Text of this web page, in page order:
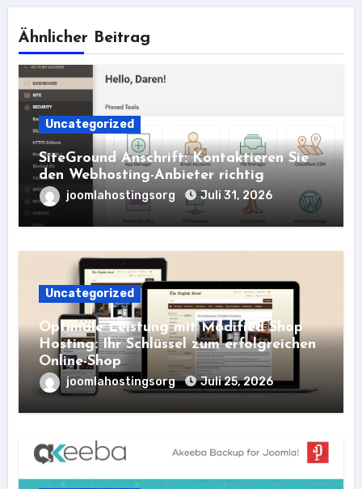
Ähnlicher Beitrag
Uncategorized
SiteGround Anschrift: Kontaktieren Sie
den Webhosting-Anbieter richtig
joomlahostingsorg Juli 31, 2026
Uncategorized
Optimale Leistung mit Modified Shop
Hosting: Ihr Schlüssel zum erfolgreichen
Online-Shop
joomlahostingsorg Juli 25, 2026